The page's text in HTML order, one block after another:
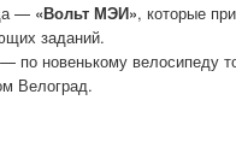
— «Вольт МЭИ», которые
заданий.
по новенькому велосипеду
Велоград.